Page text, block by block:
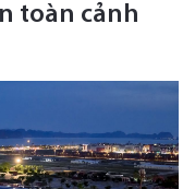
toàn cảnh